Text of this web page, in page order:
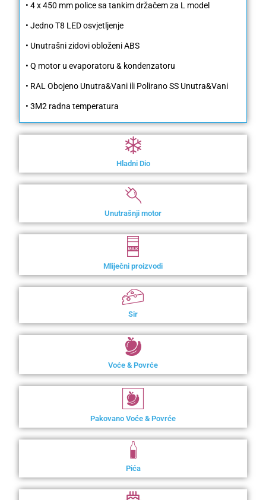
• 4 x 450 mm police sa tankim držačem za L model
• Jedno T8 LED osvjetljenje
• Unutrašni zidovi obloženi ABS
• Q motor u evaporatoru & kondenzatoru
• RAL Obojeno Unutra&Vani ili Polirano SS Unutra&Vani
• 3M2 radna temperatura
Hladni Dio
Unutrašnji motor
Mliječni proizvodi
Sir
Voće & Povrće
Pakovano Voće & Povrće
Pića